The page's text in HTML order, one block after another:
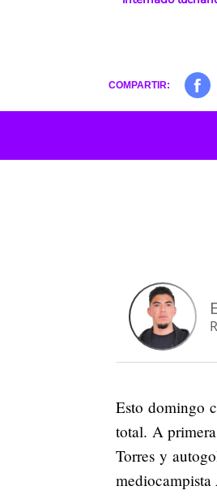
COMPARTIR:
Esto domingo
total. A
Torres y